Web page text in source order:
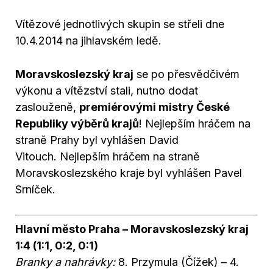
Vítězové jednotlivých skupin se střeli dne
10.4.2014 na jihlavském ledě.
Moravskoslezský kraj se po přesvědčivém
výkonu a vítězství stali, nutno dodat
zaslouženě, premiérovými mistry České
Republiky výběrů krajů! Nejlepším hráčem na
straně Prahy byl vyhlášen David
Vitouch. Nejlepším hráčem na straně
Moravskoslezského kraje byl vyhlášen Pavel
Srníček.
Hlavní město Praha – Moravskoslezský kraj
1:4 (1:1, 0:2, 0:1)
Branky a nahrávky:8. Przymula (Čížek) – 4.